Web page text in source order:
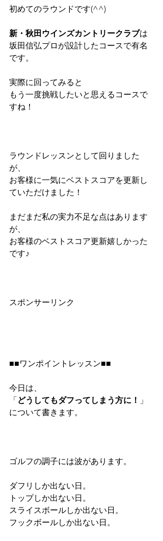
初めてのラウンドです(^^)
新・秋田ウインズカントリークラブは
坂田信弘プロが設計したコースで有名
です。
実際に回ってみると
もう一度挑戦したいと思えるコースで
すね！
ラウンドレッスンとして回りました
が、
お客様に一気にベストスコアを更新し
ていただけました！
まだまだ私の実力不足な点はあります
が、
お客様のベストスコア更新嬉しかった
です♪
スポンサーリンク
■■ワンポイントレッスン■■
今日は、
「どうしてもダフってしまう方に！ 」
について書きます。
ゴルフの調子には波があります。
ダフリしか出ない日。
トップしか出ない日。
スライスボールしか出ない日。
フックボールしか出ない日。